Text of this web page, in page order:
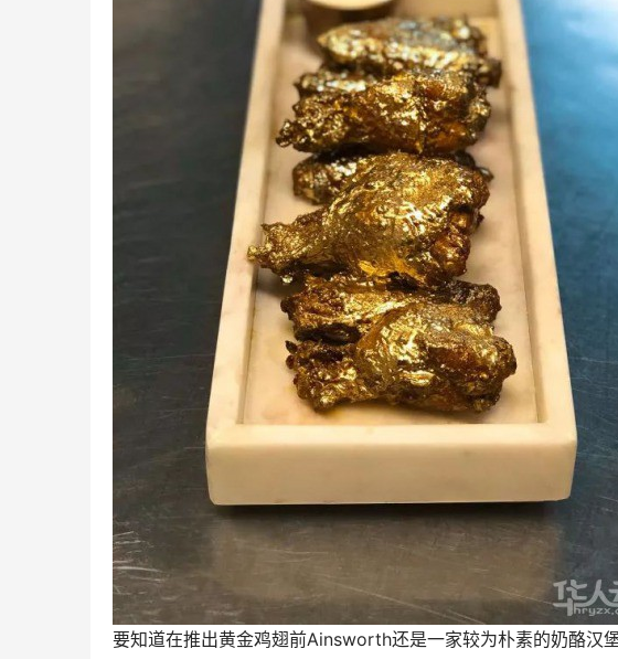
要知道在推出黄金鸡翅前Ainsworth还是一家较为朴素的奶酪汉